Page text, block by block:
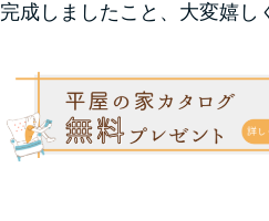
完成しましたこと、大変嬉し